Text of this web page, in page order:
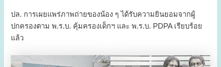
ปล. การเผยแพร่ภาพถ่ายของน้อง ๆ ได้รับความยินยอมจากผู้
ปกครองตาม พ.ร.บ. คุ้มครองเด็กฯ และ พ.ร.บ. PDPA เรียบร้อย
แล้ว